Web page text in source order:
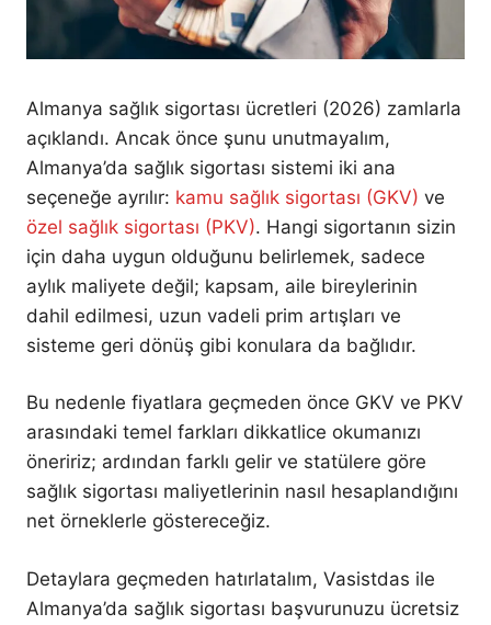
Almanya sağlık sigortası ücretleri (2026) zamlarla
açıklandı. Ancak önce şunu unutmayalım,
Almanya’da sağlık sigortası sistemi iki ana
seçeneğe ayrılır: kamu sağlık sigortası (GKV) ve
özel sağlık sigortası (PKV). Hangi sigortanın sizin
için daha uygun olduğunu belirlemek, sadece
aylık maliyete değil; kapsam, aile bireylerinin
dahil edilmesi, uzun vadeli prim artışları ve
sisteme geri dönüş gibi konulara da bağlıdır.
Bu nedenle fiyatlara geçmeden önce GKV ve PKV
arasındaki temel farkları dikkatlice okumanızı
öneririz; ardından farklı gelir ve statülere göre
sağlık sigortası maliyetlerinin nasıl hesaplandığını
net örneklerle göstereceğiz.
Detaylara geçmeden hatırlatalım, Vasistdas ile
Almanya’da sağlık sigortası başvurunuzu ücretsiz